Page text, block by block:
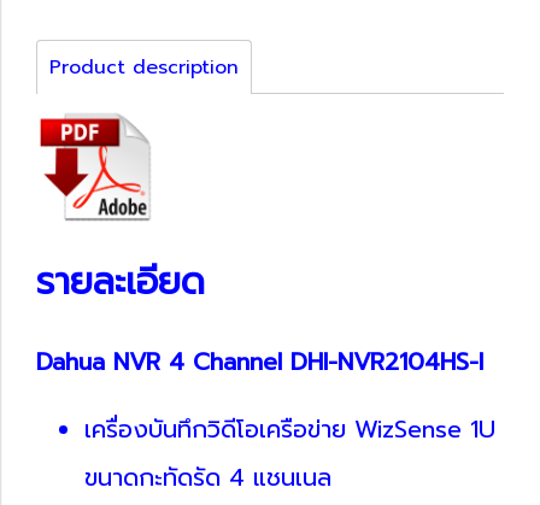
Product description
รายละเอียด
Dahua NVR 4 Channel DHI-NVR2104HS-I
เครื่องบันทึกวิดีโอเครือข่าย WizSense 1U
ขนาดกะทัดรัด 4 แชนเนล